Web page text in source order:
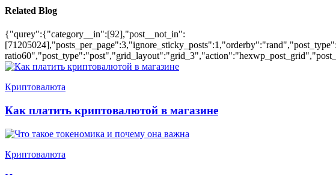
Related Blog
{"qurey":{"category__in":[92],"post__not_in":
Криптовалюта
Как платить криптовалютой в магазине
Криптовалюта